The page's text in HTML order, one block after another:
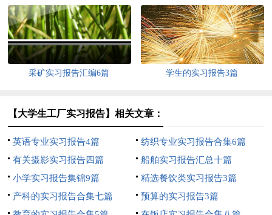
采矿实习报告汇编6篇 学生的实习报告3篇
【大学生工厂实习报告】相关文章：
英语专业实习报告4篇
纺织专业实习报告合集6篇
有关摄影实习报告四篇
船舶实习报告汇总十篇
小学实习报告集锦9篇
精选餐饮类实习报告3篇
产科的实习报告合集七篇
预算的实习报告3篇